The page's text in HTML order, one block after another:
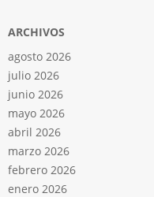
ARCHIVOS
agosto 2026
julio 2026
junio 2026
mayo 2026
abril 2026
marzo 2026
febrero 2026
enero 2026